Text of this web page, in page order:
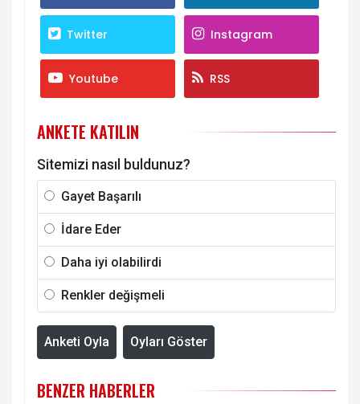
Twitter Instagram
Youtube RSS
ANKETE KATILIN
Sitemizi nasıl buldunuz?
Gayet Başarılı
İdare Eder
Daha iyi olabilirdi
Renkler değişmeli
Anketi Oyla Oyları Göster
BENZER HABERLER